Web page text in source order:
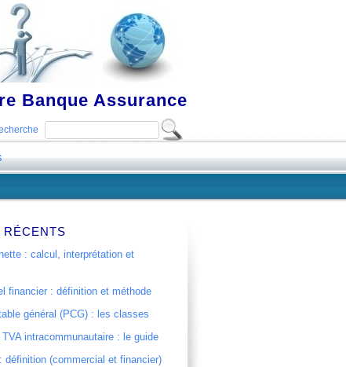
Banque Assurance
: calcul, interprétation et
financier : définition et méthode
général (PCG) : les classes
TVA intracommunautaire : le guide
définition (commercial et financier)